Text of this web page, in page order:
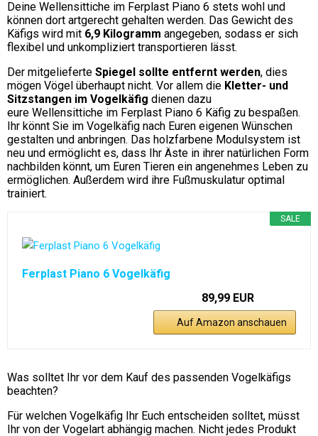
Deine Wellensittiche im Ferplast Piano 6 stets wohl und
können dort artgerecht gehalten werden. Das Gewicht des
Käfigs wird mit 6,9 Kilogramm angegeben, sodass er sich
flexibel und unkompliziert transportieren lässt.
Der mitgelieferte Spiegel sollte entfernt werden, dies
mögen Vögel überhaupt nicht. Vor allem die Kletter- und
Sitzstangen im Vogelkäfig dienen dazu
eure Wellensittiche im Ferplast Piano 6 Käfig zu bespaßen.
Ihr könnt Sie im Vogelkäfig nach Euren eigenen Wünschen
gestalten und anbringen. Das holzfarbene Modulsystem ist
neu und ermöglicht es, dass Ihr Äste in ihrer natürlichen Form
nachbilden könnt, um Euren Tieren ein angenehmes Leben zu
ermöglichen. Außerdem wird ihre Fußmuskulatur optimal
trainiert.
SALE
Ferplast Piano 6 Vogelkäfig
89,99 EUR
Auf Amazon anschauen
Was solltet Ihr vor dem Kauf des passenden Vogelkäfigs
beachten?
Für welchen Vogelkäfig Ihr Euch entscheiden solltet, müsst
Ihr von der Vogelart abhängig machen. Nicht jedes Produkt